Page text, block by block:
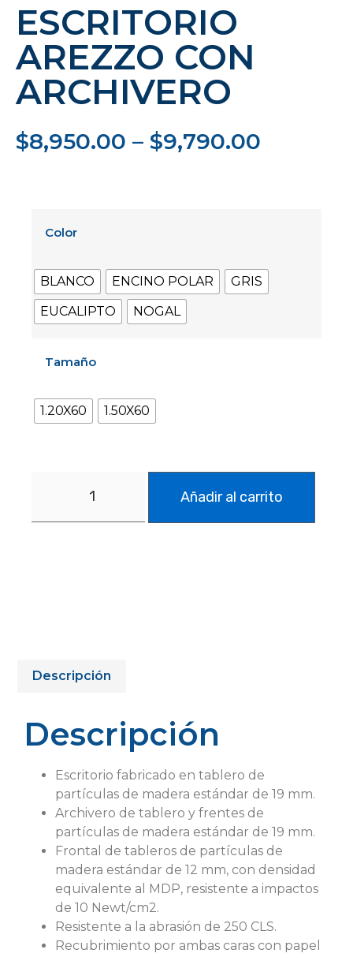
ESCRITORIO
AREZZO CON
ARCHIVERO
$8,950.00 – $9,790.00
Color
BLANCO ENCINO POLAR
GRIS
EUCALIPTO
NOGAL
Tamaño
1.20X60 1.50X60
Añadir al carrito
Descripción
Descripción
Escritorio fabricado en tablero de
partículas de madera estándar de 19 mm.
Archivero de tablero y frentes de
partículas de madera estándar de 19 mm.
Frontal de tableros de partículas de
madera estándar de 12 mm, con densidad
equivalente al MDP, resistente a impactos
de 10 Newt/cm2.
Resistente a la abrasión de 250 CLS.
Recubrimiento por ambas caras con papel